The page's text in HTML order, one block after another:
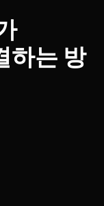
하는 방